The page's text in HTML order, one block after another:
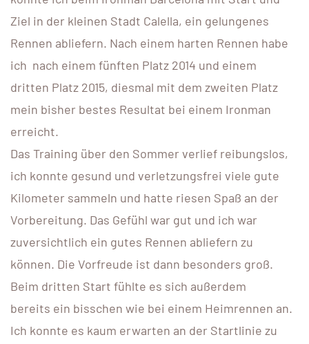
Ziel in der kleinen Stadt Calella, ein gelungenes
Rennen abliefern. Nach einem harten Rennen habe
ich nach einem fünften Platz 2014 und einem
dritten Platz 2015, diesmal mit dem zweiten Platz
mein bisher bestes Resultat bei einem Ironman
erreicht.
Das Training über den Sommer verlief reibungslos,
ich konnte gesund und verletzungsfrei viele gute
Kilometer sammeln und hatte riesen Spaß an der
Vorbereitung. Das Gefühl war gut und ich war
zuversichtlich ein gutes Rennen abliefern zu
können. Die Vorfreude ist dann besonders groß.
Beim dritten Start fühlte es sich außerdem
bereits ein bisschen wie bei einem Heimrennen an.
Ich konnte es kaum erwarten an der Startlinie zu